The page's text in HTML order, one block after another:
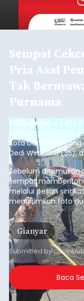
Sempat
Pria Asal
Tak
Purnama
balitribune.co.id I
Lingkungan Dalem,
Kota Denpasar,
Dedi Wiranata (35),
pesisir Pantai
Sebelum ditemukan
sempat
melalui pesan
mengirimkan foto
istrinya.
Gianyar
Submitted by
Baca